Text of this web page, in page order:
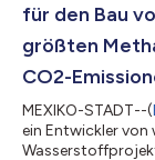
für den Bau
größten
CO2-
MEXIKO-STADT--(
ein Entwickler